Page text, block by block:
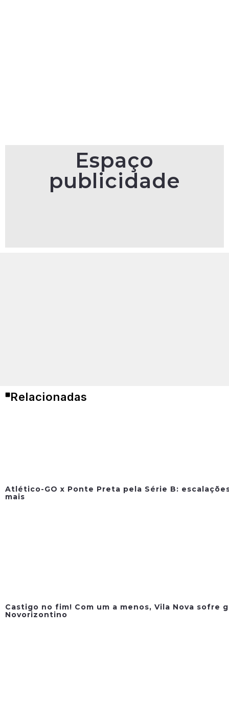
Espaço
publicidade
Relacionadas
Atlético-GO x Ponte Preta pela Série B:
mais
Castigo no fim! Com um a menos, Vila Nova sofre
Novorizontino